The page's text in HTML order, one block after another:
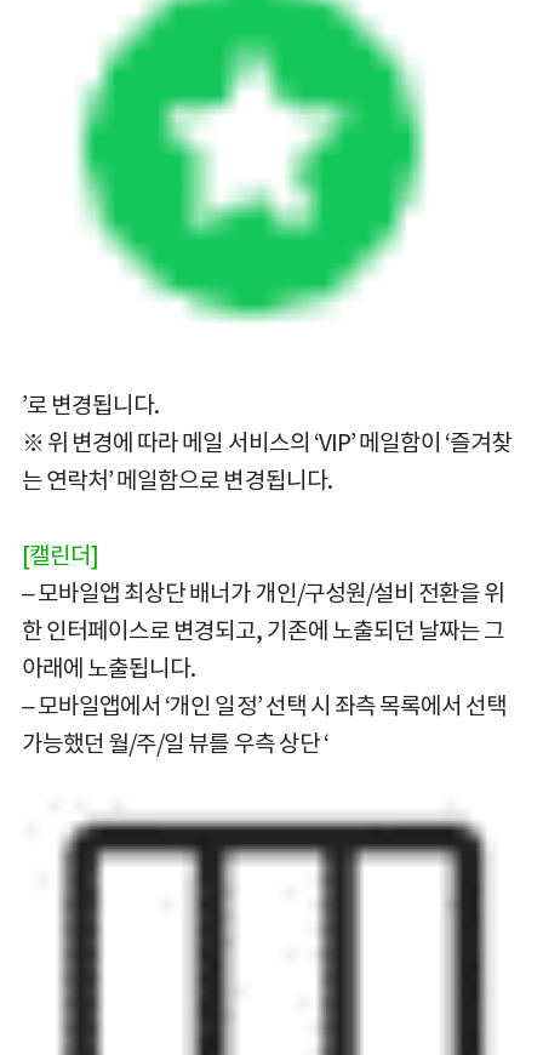
’로 변경됩니다.
※ 위 변경에 따라 메일 서비스의 ‘VIP’ 메일함이 ‘즐겨찾
는 연락처’ 메일함으로 변경됩니다.
[캘린더]
– 모바일앱 최상단 배너가 개인/구성원/설비 전환을 위
한 인터페이스로 변경되고, 기존에 노출되던 날짜는 그
아래에 노출됩니다.
– 모바일앱에서 ‘개인 일정’ 선택 시 좌측 목록에서 선택
가능했던 월/주/일 뷰를 우측 상단 ‘